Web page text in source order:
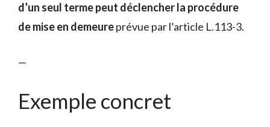
d’un seul terme peut déclencher la procédure
de mise en demeureprévue par l’article L.113-3.
—
Exemple concret